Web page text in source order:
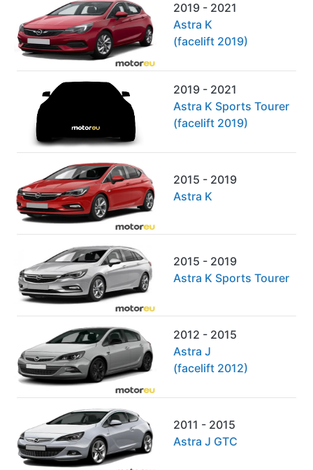
2019 - 2021
Astra K
(facelift 2019)
2019 - 2021
Astra K Sports Tourer
(facelift 2019)
2015 - 2019
Astra K
2015 - 2019
Astra K Sports Tourer
2012 - 2015
Astra J
(facelift 2012)
2011 - 2015
Astra J GTC